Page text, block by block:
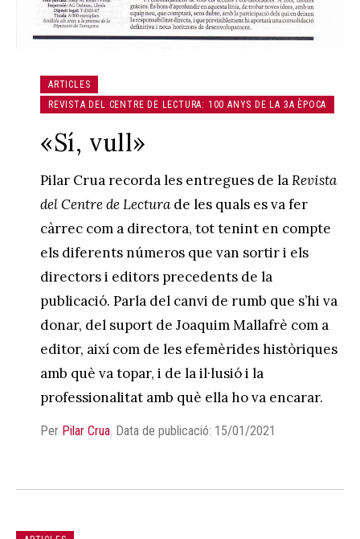
ARTICLES
REVISTA DEL CENTRE DE LECTURA: 100 ANYS DE LA 3A ÈPOCA
«Sí, vull»
Pilar Crua recorda les entregues de laRevista
del Centre de Lectura de les quals es va fer
càrrec com a directora, tot tenint en compte
els diferents números que van sortir i els
directors i editors precedents de la
publicació. Parla del canvi de rumb que s’hi va
donar, del suport de Joaquim Mallafrè com a
editor, així com de les efemèrides històriques
amb què va topar, i de la il·lusió i la
professionalitat amb què ella ho va encarar.
Per Pilar Crua. Data de publicació: 15/01/2021